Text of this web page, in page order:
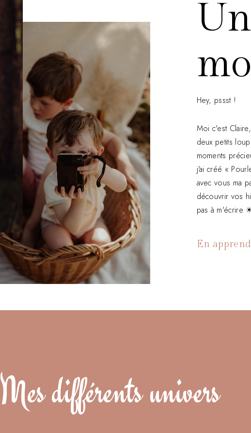
Hey, pssst !
Moi c'est
deux petits
moments
j'ai créé «
avec vous ma
découvrir vos
pas à m'écrire
En
Mes différents univers